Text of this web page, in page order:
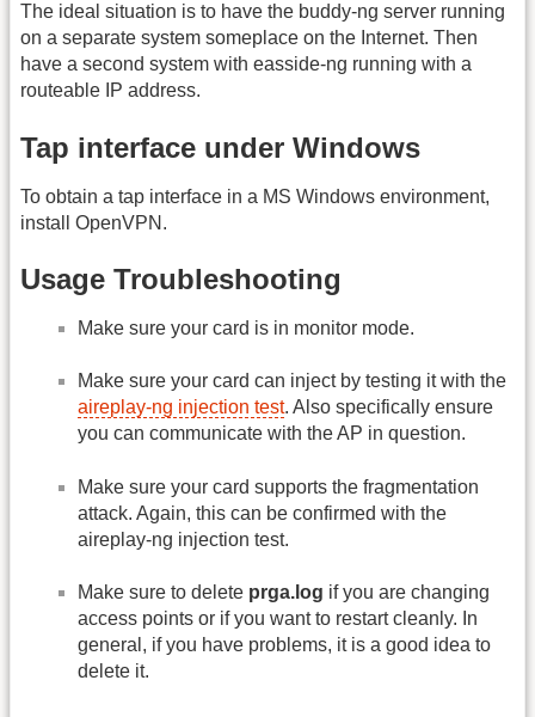
The ideal situation is to have the buddy-ng server running
on a separate system someplace on the Internet. Then
have a second system with easside-ng running with a
routeable IP address.
Tap interface under Windows
To obtain a tap interface in a MS Windows environment,
install OpenVPN.
Usage Troubleshooting
Make sure your card is in monitor mode.
Make sure your card can inject by testing it with the
aireplay-ng injection test. Also specifically ensure
you can communicate with the AP in question.
Make sure your card supports the fragmentation
attack. Again, this can be confirmed with the
aireplay-ng injection test.
Make sure to delete prga.log if you are changing
access points or if you want to restart cleanly. In
general, if you have problems, it is a good idea to
delete it.